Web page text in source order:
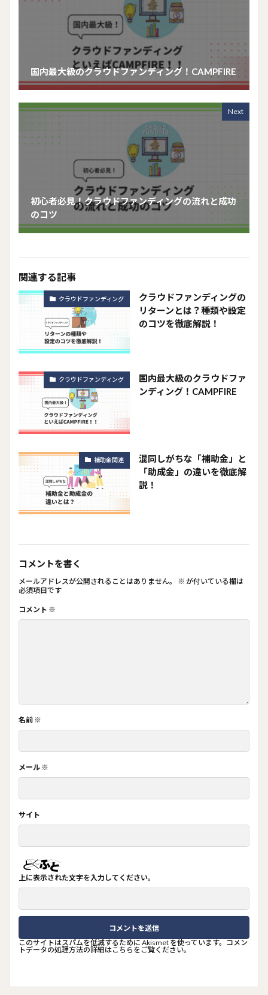
国内最大級のクラウドファンディング！CAMPFIRE
Next
初心者必見！クラウドファンディングの流れと成功
のコツ
関連する記事
クラウドファンディング
クラウドファンディングの
リターンとは？種類や設定
のコツを徹底解説！
クラウドファンディング
国内最大級のクラウドファ
ンディング！CAMPFIRE
補助金関連
混同しがちな「補助金」と
「助成金」の違いを徹底解
説！
コメントを書く
メールアドレスが公開されることはありません。 ※ が付いている欄は
必須項目です
コメント ※
名前 ※
メール ※
サイト
上に表示された文字を入力してください。
このサイトはスパムを低減するために Akismet を使っています。 コメン
トデータの処理方法の詳細はこちらをご覧ください。